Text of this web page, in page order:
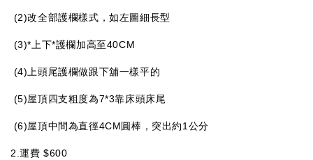
(2)改全部護欄樣式，如左圖細長型
(3)*上下*護欄加高至40CM
(4)上頭尾護欄做跟下舖一樣平的
(5)屋頂四支粗度為7*3靠床頭床尾
(6)屋頂中間為直徑4CM圓棒，突出約1公分
2.運費 $600